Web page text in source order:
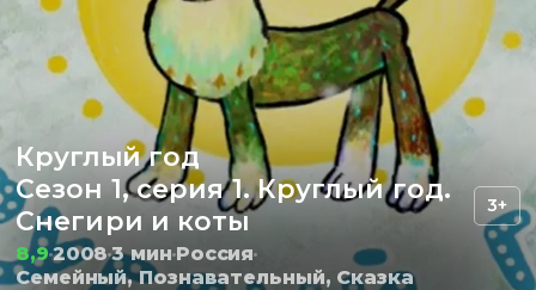
Круглый год
Сезон 1, серия 1. Круглый год.
Снегири и коты
3+
8,920083 мин Россия
Семейный, Познавательный, Сказка